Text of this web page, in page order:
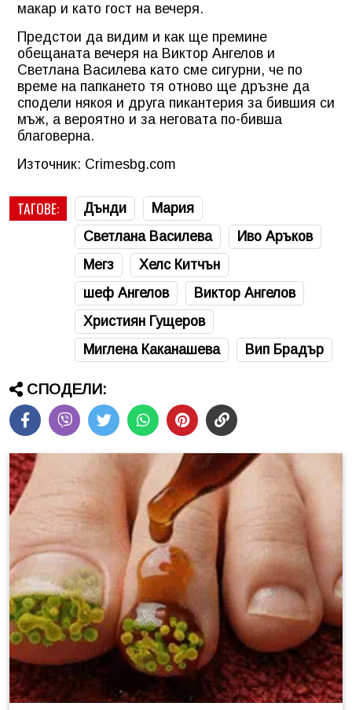
макар и като гост на вечеря.
Предстои да видим и как ще премине
обещаната вечеря на Виктор Ангелов и
Светлана Василева като сме сигурни, че по
време на папкането тя отново ще дръзне да
сподели някоя и друга пикантерия за бившия си
мъж, а вероятно и за неговата по-бивша
благоверна.
Източник: Crimesbg.com
ТАГОВЕ: Дънди
Мария
Светлана Василева
Иво Аръков
Мегз
Хелс Китчън
шеф Ангелов
Виктор Ангелов
Християн Гущеров
Миглена Каканашева
Вип Брадър
СПОДЕЛИ: